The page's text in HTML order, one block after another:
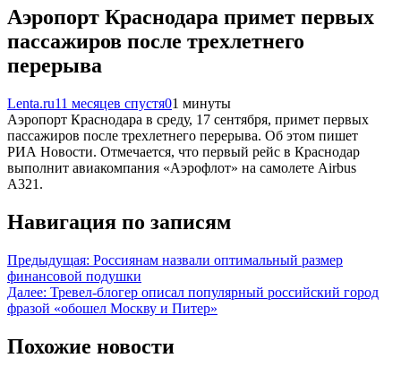
Аэропорт Краснодара примет первых
пассажиров после трехлетнего
перерыва
Lenta.ru11 месяцев спустя01 минуты
Аэропорт Краснодара в среду, 17 сентября, примет первых
пассажиров после трехлетнего перерыва. Об этом пишет
РИА Новости. Отмечается, что первый рейс в Краснодар
выполнит авиакомпания «Аэрофлот» на самолете Airbus
A321.
Навигация по записям
Предыдущая: Россиянам назвали оптимальный размер
финансовой подушки
Далее: Тревел-блогер описал популярный российский город
фразой «обошел Москву и Питер»
Похожие новости